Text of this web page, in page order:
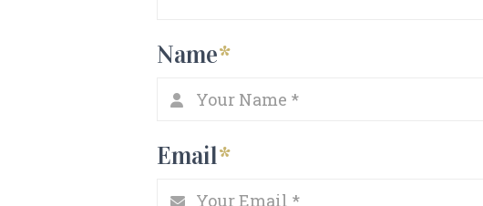
Name*
Email*